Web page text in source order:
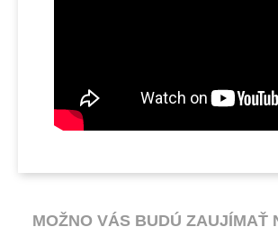
MOŽNO VÁS BUDÚ ZAUJÍMAŤ